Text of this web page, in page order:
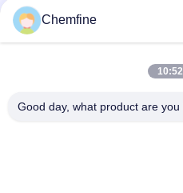
Chemfine
Good day, what product are